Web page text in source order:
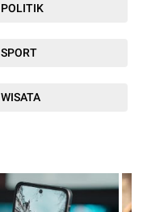
POLITIK
SPORT
WISATA